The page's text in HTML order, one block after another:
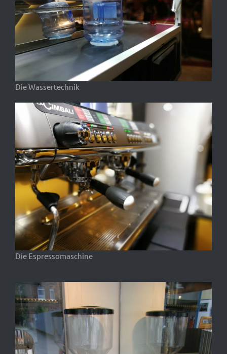
Die Wassertechnik
Die Espressomaschine